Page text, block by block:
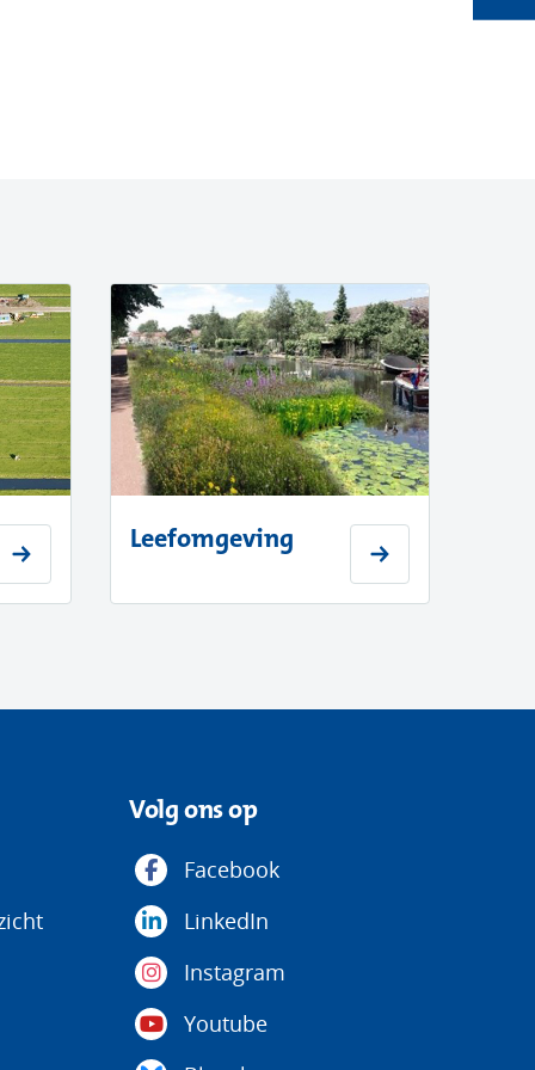
Leefomgeving
Volg ons op
Facebook
LinkedIn
Instagram
Youtube